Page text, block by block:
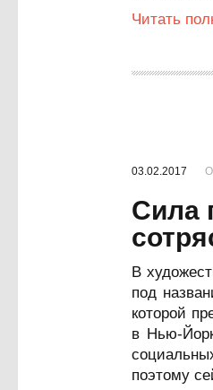
Читать
03.02.2017
Сила
В
под
которой
в Нью-
поэтому